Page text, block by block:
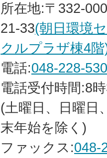
所在地:〒332-
21-33(朝日環境
クルプラザ棟4
電話:048-228-
電話受付時間:8
(土曜日、日曜日
末年始を除く)
ファックス:048-